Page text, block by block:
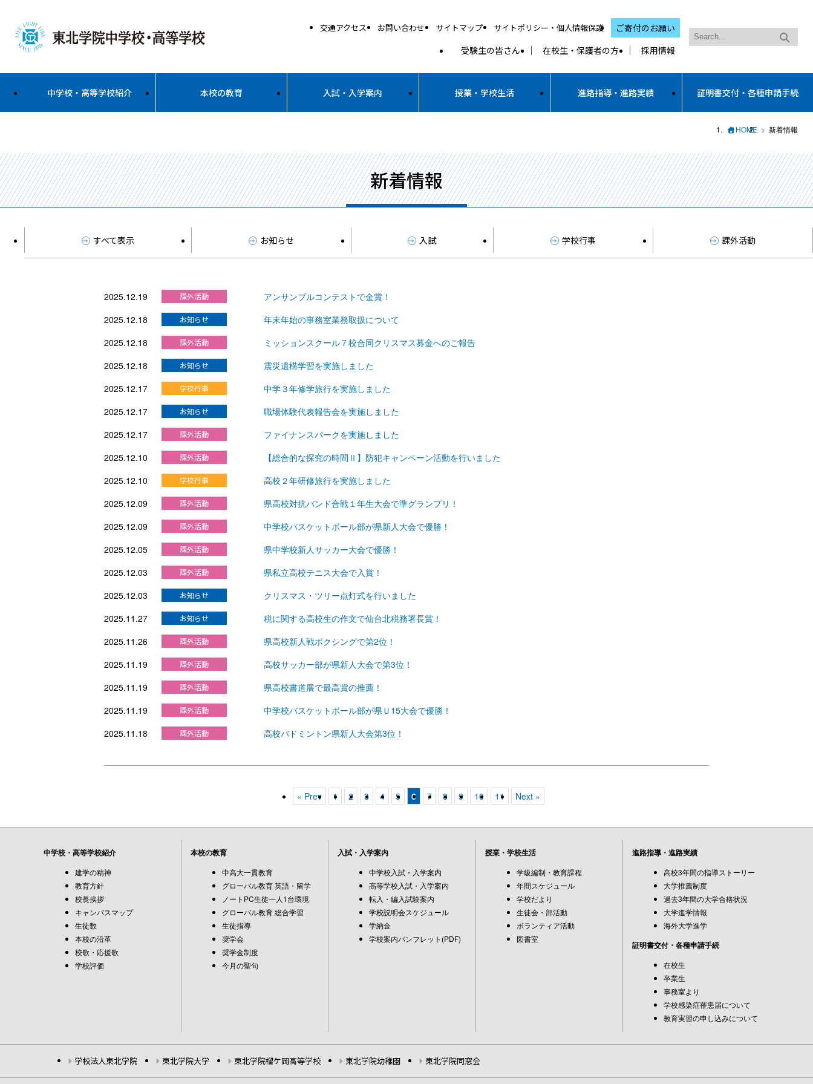
交通アクセス お問い合わせ サイトマップ サイトポリシー・個人情報保護
ご寄付のお願い
受験生の皆さん
在校生・保護者の方 採用情報
中学校・高等学校紹介 本校の教育 入試・入学案内 授業・学校生活 進路指導・進路実績 証明書交付・各種申請手続
HOME 新着情報
新着情報
すべて表示 お知らせ 入試 学校行事 課外活動
2025.12.19
アンサンブルコンテストで金賞！
2025.12.18
年末年始の事務室業務取扱について
2025.12.18
ミッションスクール７校合同クリスマス募金へのご報告
2025.12.18
震災遺構学習を実施しました
2025.12.17
中学３年修学旅行を実施しました
2025.12.17
職場体験代表報告会を実施しました
2025.12.17
ファイナンスパークを実施しました
2025.12.10
【総合的な探究の時間Ⅱ】防犯キャンペーン活動を行いました
2025.12.10
高校２年研修旅行を実施しました
2025.12.09
県高校対抗バンド合戦１年生大会で準グランプリ！
2025.12.09
中学校バスケットボール部が県新人大会で優勝！
2025.12.05
県中学校新人サッカー大会で優勝！
2025.12.03
県私立高校テニス大会で入賞！
2025.12.03
クリスマス・ツリー点灯式を行いました
2025.11.27
税に関する高校生の作文で仙台北税務署長賞！
2025.11.26
県高校新人戦ボクシングで第2位！
2025.11.19
高校サッカー部が県新人大会で第3位！
2025.11.19
県高校書道展で最高賞の推薦！
2025.11.19
中学校バスケットボール部が県Ｕ15大会で優勝！
2025.11.18
高校バドミントン県新人大会第3位！
« Prev 1 2 3 4 5 6 7 8 9 10 11 Next »
中学校・高等学校紹介
建学の精神
教育方針
校長挨拶
キャンパスマップ
生徒数
本校の沿革
校歌・応援歌
学校評価
本校の教育
中高大一貫教育
グローバル教育 英語・留学
ノートPC生徒一人1台環境
グローバル教育 総合学習
生徒指導
奨学会
奨学金制度
今月の聖句
入試・入学案内
中学校入試・入学案内
高等学校入試・入学案内
転入・編入試験案内
学校説明会スケジュール
学納金
学校案内パンフレット(PDF)
授業・学校生活
学級編制・教育課程
年間スケジュール
学校だより
生徒会・部活動
ボランティア活動
図書室
進路指導・進路実績
高校3年間の指導ストーリー
大学推薦制度
過去3年間の大学合格状況
大学進学情報
海外大学進学
証明書交付・各種申請手続
在校生
卒業生
事務室より
学校感染症罹患届について
教育実習の申し込みについて
学校法人東北学院 東北学院大学 東北学院榴ケ岡高等学校 東北学院幼稚園 東北学院同窓会